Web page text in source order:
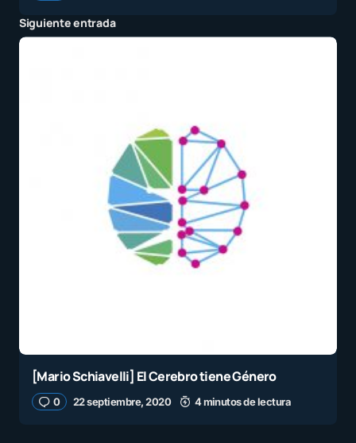
Siguiente entrada
[Mario Schiavelli] El Cerebro tiene Género
0 22 septiembre, 2020 4 minutos de lectura